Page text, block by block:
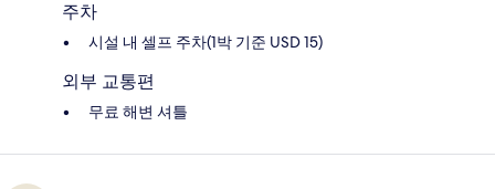
주차
시설 내 셀프 주차(1박 기준 USD 15)
외부 교통편
무료 해변 셔틀